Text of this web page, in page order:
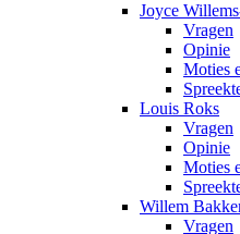
Joyce
Vragen
Opinie
Moties
Louis Roks
Vragen
Opinie
Moties
Willem
Vragen